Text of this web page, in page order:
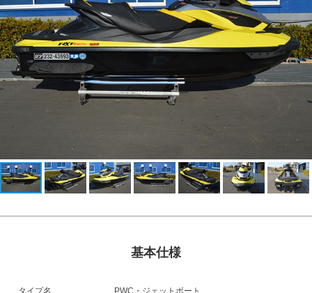
基本仕様
タイプ名 PWC・ジェットボート